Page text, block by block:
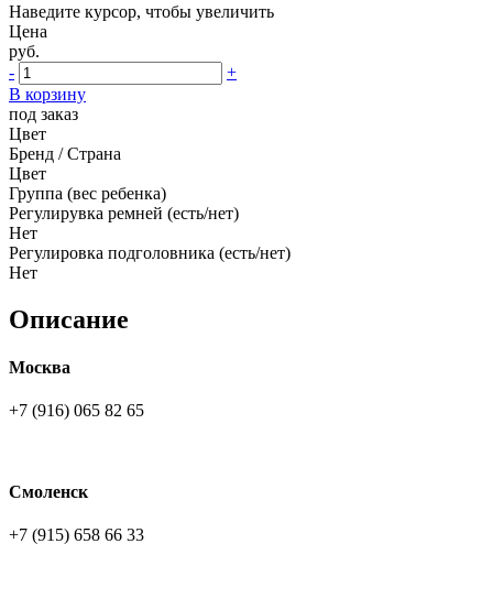
Наведите курсор, чтобы увеличить
Цена
руб.
-
+
В корзину
под заказ
Цвет
Бренд / Страна
Цвет
Группа (вес ребенка)
Регулирувка ремней (есть/нет)
Нет
Регулировка подголовника (есть/нет)
Нет
Описание
Москва
+7 (916) 065 82 65
Смоленск
+7 (915) 658 66 33